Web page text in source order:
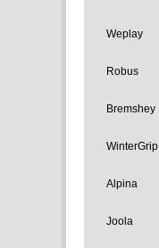
Weplay
Robus
Bremshey
WinterGrip
Alpina
Joola